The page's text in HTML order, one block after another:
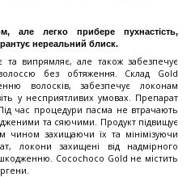
але легко прибере пухнастість,
нереальний блиск.
та випрямляє, але також забезпечує
без обтяження. Склад Gold
волосків, забезпечує локонам
у несприятливих умовах. Препарат
час процедури пасма не втрачають
та сяючими. Продукт підвищує
чином захищаючи їх та мінімізуючи
локони захищені від надмірного
Cocochoco Gold не містить